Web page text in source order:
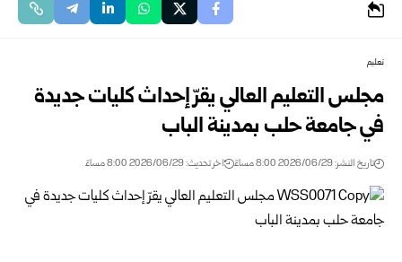
تعليم
مجلس التعليم العالي يقرّ إحداث كليات جديدة
في جامعة حلب بمدينة الباب
تاريخ النشر: 2026/06/29 8:00 مساءً اخر تحديث: 2026/06/29 8:00 مساءً